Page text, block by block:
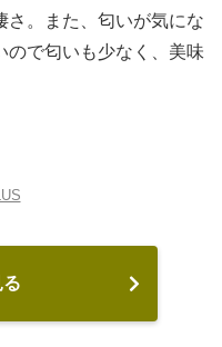
さ。また、匂いが気にな
ので匂いも少なく、美味